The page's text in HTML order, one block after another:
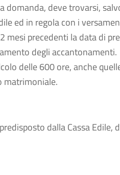
domanda, deve trovarsi,
ed in regola con i
precedenti la data di
degli accantonamenti.
delle 600 ore, anche
matrimoniale.
dalla Cassa Edile,